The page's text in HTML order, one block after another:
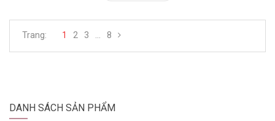
Trang: 1 2 3 8
DANH SÁCH SẢN PHẨM